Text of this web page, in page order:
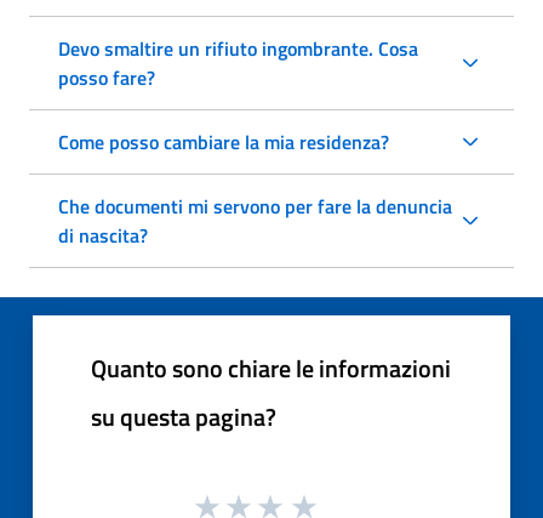
Devo smaltire un rifiuto ingombrante. Cosa
posso fare?
Come posso cambiare la mia residenza?
Che documenti mi servono per fare la denuncia
di nascita?
Quanto sono chiare le informazioni
su questa pagina?